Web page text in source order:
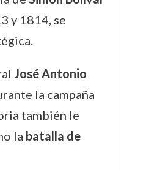
y 1814, se
José Antonio
la campaña
también le
la batalla de